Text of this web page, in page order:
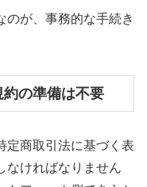
のが、事務的な手続き
の準備は不要
定商取引法に基づく表
なければなりません